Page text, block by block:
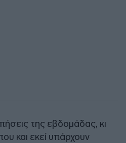
της εβδομάδας, κι
και εκεί υπάρχουν